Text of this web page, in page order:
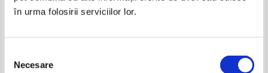
în urma folosirii serviciilor lor.
consimțământului
Necesare